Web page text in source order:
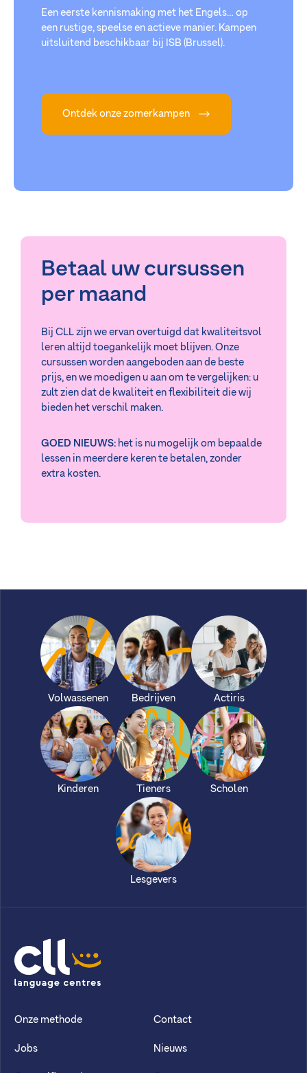
Een eerste kennismaking met het Engels… op
een rustige, speelse en actieve manier. Kampen
uitsluitend beschikbaar bij ISB (Brussel).
Ontdek onze zomerkampen
Betaal uw cursussen
per maand
Bij CLL zijn we ervan overtuigd dat kwaliteitsvol
leren altijd toegankelijk moet blijven. Onze
cursussen worden aangeboden aan de beste
prijs, en we moedigen u aan om te vergelijken: u
zult zien dat de kwaliteit en flexibiliteit die wij
bieden het verschil maken.
GOED NIEUWS: het is nu mogelijk om bepaalde
lessen in meerdere keren te betalen, zonder
extra kosten.
Volwassenen Bedrijven Actiris
Kinderen Tieners Scholen
Lesgevers
CLL
Onze methode
Jobs
Contact
Nieuws